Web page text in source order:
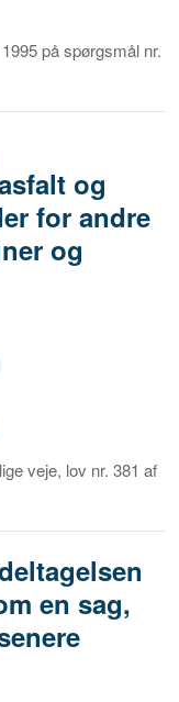
på spørgsmål nr.
og
for andre
og
veje, lov nr. 381 af
en sag,